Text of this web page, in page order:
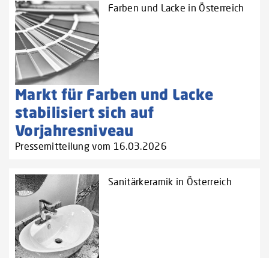
Farben und Lacke in Österreich
Markt für Farben und Lacke
stabilisiert sich auf
Vorjahresniveau
Pressemitteilung vom 16.03.2026
Sanitärkeramik in Österreich